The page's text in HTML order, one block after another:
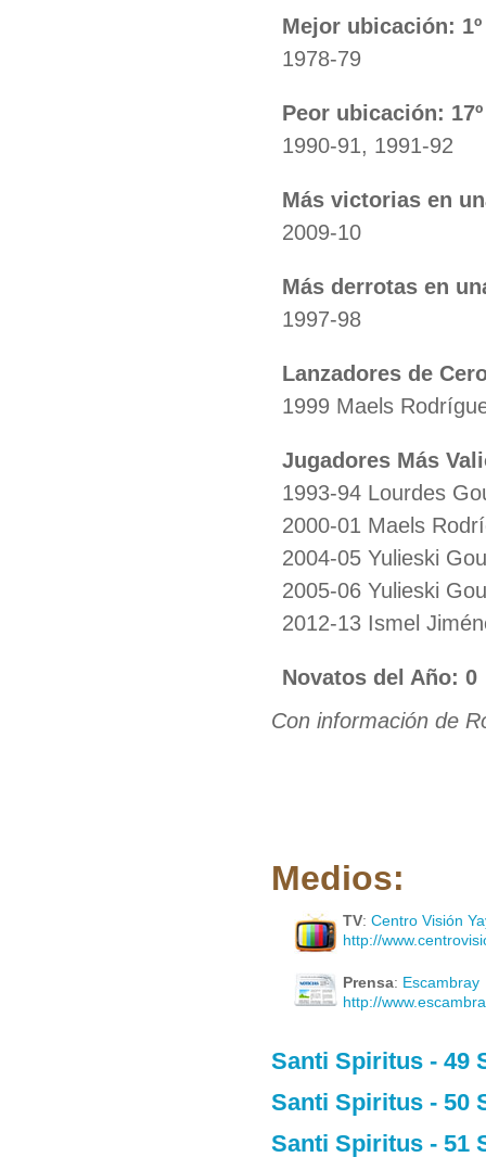
Mejor ubicación:
1978-79
Peor ubicación:
1990-91, 1991-92
Más victorias en
2009-10
Más derrotas en
1997-98
Lanzadores de
1999 Maels
Jugadores Más
1993-94 Lourdes
2000-01 Maels
2004-05 Yulieski
2005-06 Yulieski
2012-13 Ismel
Novatos del Año: 0
Con información de
Medios:
TV: Centro Visión
http://
Prensa: Escambray
http://
Santi Spiritus - 49
Santi Spiritus - 50
Santi Spiritus - 51